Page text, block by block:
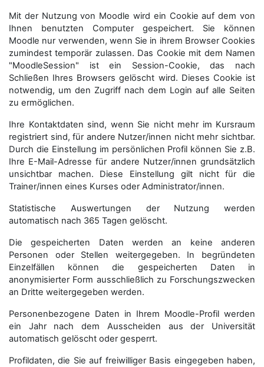
Mit der Nutzung von Moodle wird ein Cookie auf dem von
Ihnen benutzten Computer gespeichert. Sie können
Moodle nur verwenden, wenn Sie in ihrem Browser Cookies
zumindest temporär zulassen. Das Cookie mit dem Namen
"MoodleSession" ist ein Session-Cookie, das nach
Schließen Ihres Browsers gelöscht wird. Dieses Cookie ist
notwendig, um den Zugriff nach dem Login auf alle Seiten
zu ermöglichen.
Ihre Kontaktdaten sind, wenn Sie nicht mehr im Kursraum
registriert sind, für andere Nutzer/innen nicht mehr sichtbar.
Durch die Einstellung im persönlichen Profil können Sie z.B.
Ihre E-Mail-Adresse für andere Nutzer/innen grundsätzlich
unsichtbar machen. Diese Einstellung gilt nicht für die
Trainer/innen eines Kurses oder Administrator/innen.
Statistische Auswertungen der Nutzung werden
automatisch nach 365 Tagen gelöscht.
Die gespeicherten Daten werden an keine anderen
Personen oder Stellen weitergegeben. In begründeten
Einzelfällen können die gespeicherten Daten in
anonymisierter Form aus­schließ­lich zu Forschungszwecken
an Dritte weitergegeben werden.
Personenbezogene Daten in Ihrem Moodle-Profil werden
ein Jahr nach dem Ausscheiden aus der Universität
automatisch gelöscht oder gesperrt.
Profildaten, die Sie auf freiwilliger Basis eingegeben haben,